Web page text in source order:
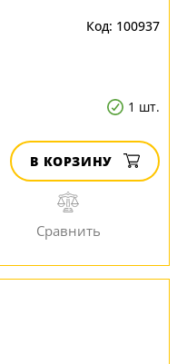
100937
1 шт.
В КОРЗИНУ